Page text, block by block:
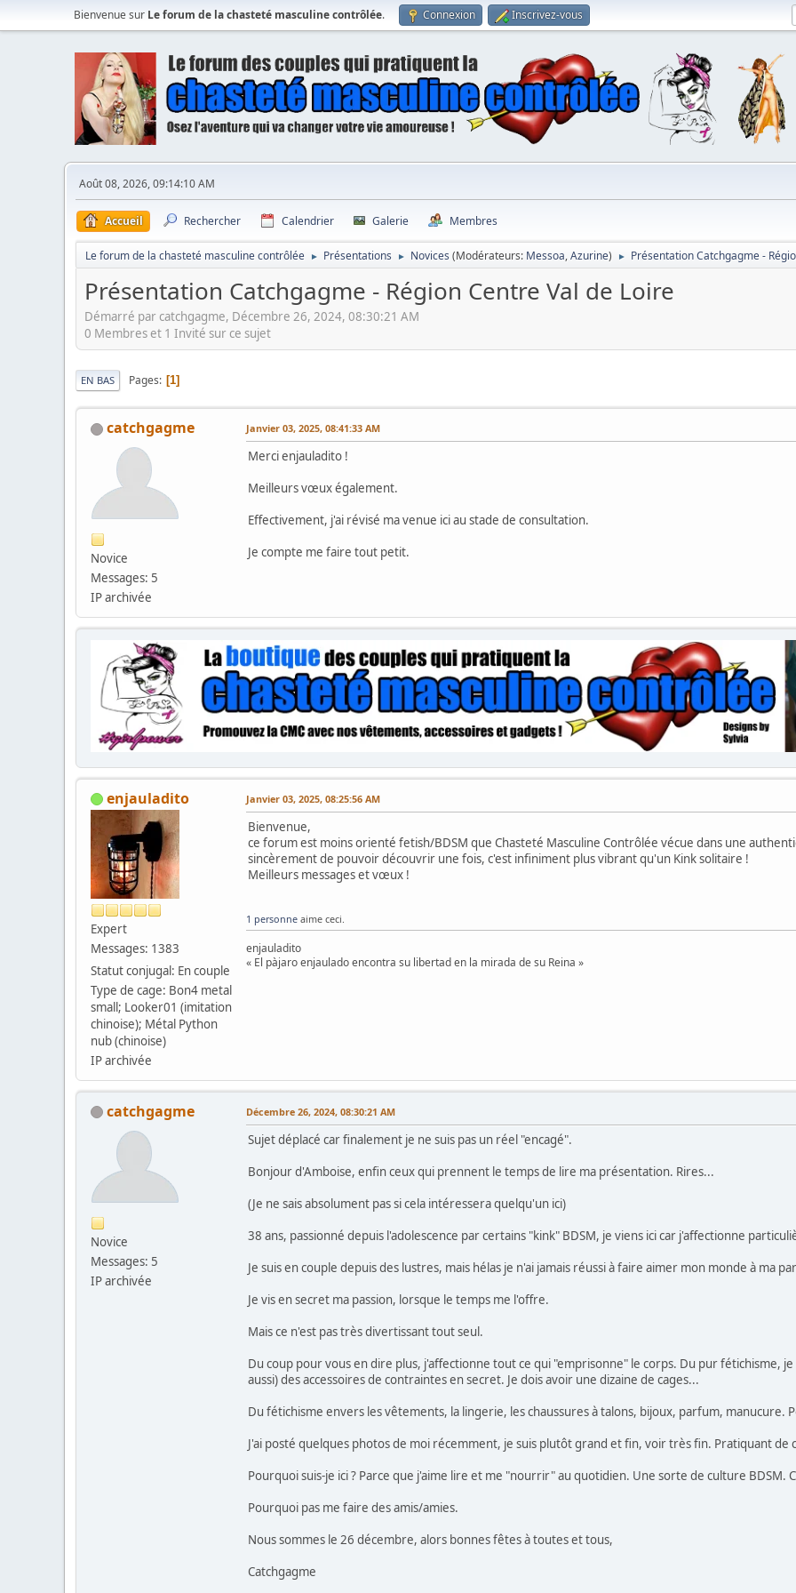
Bienvenue sur Le forum de la chasteté masculine contrôlée. Connexion Inscrivez-vous
Août 08, 2026, 09:14:10 AM
Accueil Rechercher Calendrier Galerie Membres
Le forum de la chasteté masculine contrôlée ► Présentations ► Novices (Modérateurs: Messoa,Azurine) ► Présentation Catchgagme -
Présentation Catchgagme - Région Centre Val de Loire
Démarré par catchgagme, Décembre 26, 2024, 08:30:21 AM
0 Membres et 1 Invité sur ce sujet
EN BAS Pages 1
catchgagme
Novice
Messages: 5
IP archivée
Janvier 03, 2025, 08:41:33 AM
Merci enjauladito !
Meilleurs vœux également.
Effectivement, j'ai révisé ma venue ici au stade de consultation.
Je compte me faire tout petit.
enjauladito
Expert
Messages: 1383
Statut conjugal: En couple
Type de cage: Bon4 metal
small; Looker01 (imitation
chinoise); Métal Python
nub (chinoise)
IP archivée
Janvier 03, 2025, 08:25:56 AM
Bienvenue,
ce forum est moins orienté fetish/BDSM que Chasteté Masculine Contrôlée vécue dans une
sincèrement de pouvoir découvrir une fois, c'est infiniment plus vibrant qu'un Kink solitaire !
Meilleurs messages et vœux !
1 personne aime ceci.
enjauladito
« El pàjaro enjaulado encontra su libertad en la mirada de su Reina »
catchgagme
Novice
Messages: 5
IP archivée
Décembre 26, 2024, 08:30:21 AM
Sujet déplacé car finalement je ne suis pas un réel "encagé".
Bonjour d'Amboise, enfin ceux qui prennent le temps de lire ma présentation. Rires...
(Je ne sais absolument pas si cela intéressera quelqu'un ici)
38 ans, passionné depuis l'adolescence par certains "kink" BDSM, je viens ici car j'affectionne
Je suis en couple depuis des lustres, mais hélas je n'ai jamais réussi à faire aimer mon monde à ma
Je vis en secret ma passion, lorsque le temps me l'offre.
Mais ce n'est pas très divertissant tout seul.
Du coup pour vous en dire plus, j'affectionne tout ce qui "emprisonne" le corps. Du pur fétichisme,
aussi) des accessoires de contraintes en secret. Je dois avoir une dizaine de cages...
Du fétichisme envers les vêtements, la lingerie, les chaussures à talons, bijoux, parfum,
J'ai posté quelques photos de moi récemment, je suis plutôt grand et fin, voir très fin. Pratiquant de
Pourquoi suis-je ici ? Parce que j'aime lire et me "nourrir" au quotidien. Une sorte de culture BDSM.
Pourquoi pas me faire des amis/amies.
Nous sommes le 26 décembre, alors bonnes fêtes à toutes et tous,
Catchgagme